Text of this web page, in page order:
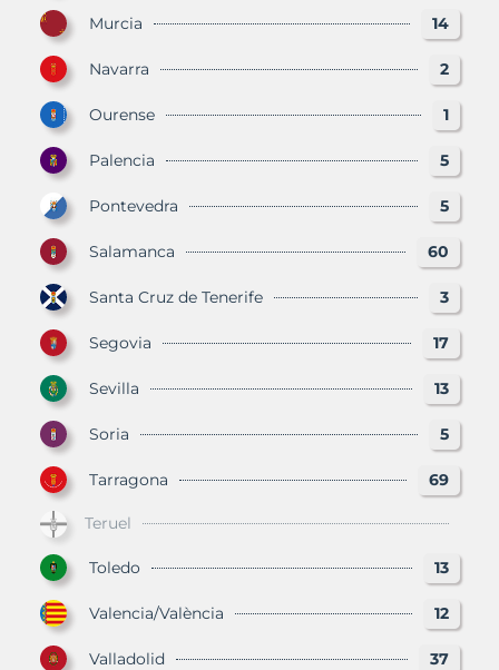
Murcia 14
Navarra 2
Ourense 1
Palencia 5
Pontevedra 5
Salamanca 60
Santa Cruz de Tenerife 3
Segovia 17
Sevilla 13
Soria 5
Tarragona 69
Teruel
Toledo 13
Valencia/València 12
Valladolid 37